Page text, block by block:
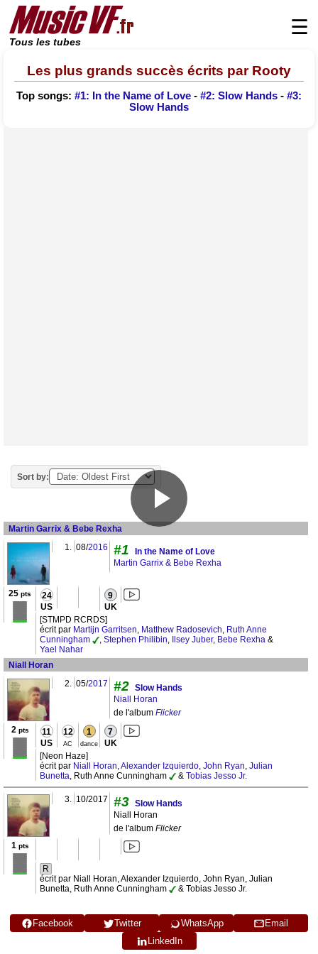
Tous les tubes
☰
Les plus grands succès écrits par Rooty
Top songs: #1: In the Name of Love - #2: Slow Hands - #3:
Slow Hands
Sort by:
Martin Garrix & Bebe Rexha
1. 08/2016 #1
In the Name of Love
Martin Garrix & Bebe Rexha
25 pts 24
US
9
UK
[STMPD RCRDS]
écrit par Martijn Garritsen, Matthew Radosevich, Ruth Anne
Cunningham
, Stephen Philibin, Ilsey Juber, Bebe Rexha &
Yael Nahar
Niall Horan
2. 05/2017 #2 Slow Hands
Niall Horan
de l'album Flicker
2 pts 11
US
12
AC
1
dance
7
UK
[Neon Haze]
écrit par Niall Horan,Alexander Izquierdo, John Ryan, Julian
Bunetta, Ruth Anne Cunningham & Tobias Jesso Jr.
3. 10/2017 #3 Slow Hands
Niall Horan
de l'album Flicker
1 pts
R
écrit par Niall Horan, Alexander Izquierdo, John Ryan, Julian
Bunetta, Ruth Anne Cunningham
& Tobias Jesso Jr.
Facebook Twitter WhatsApp
Email
LinkedIn